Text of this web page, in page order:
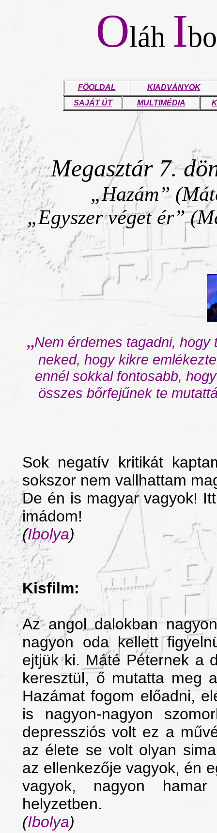
Oláh I
FŐOLDAL
KIADVÁNYOK
SAJÁT ÚT
MULTIMÉDIA
Megasztár 7.
„Hazám”
„Egyszer véget ér”
„Nem érdemes tagadni,
neked, hogy kikre
ennél sokkal fontosabb,
összes bőrfejűnek te
Sok negatív kritikát
sokszor nem vallhattam
De én is magyar vagyok!
imádom!
(Ibolya)
Kisfilm:
Az angol dalokban
nagyon oda kellett
ejtjük ki. Máté Péternek a
keresztül, ő mutatta meg
Hazámat fogom előadni,
is nagyon-nagyon
depressziós volt ez a
az élete se volt olyan
az ellenkezője vagyok, én
vagyok, nagyon
helyzetben.
(Ibolya)